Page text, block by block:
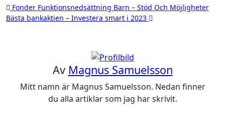
Inläggsnavigering
Fonder Funktionsnedsättning Barn – Stöd Och Möjligheter
Bästa bankaktien – Investera smart i 2023
Av Magnus Samuelsson
Mitt namn är Magnus Samuelsson. Nedan finner
du alla artiklar som jag har skrivit.